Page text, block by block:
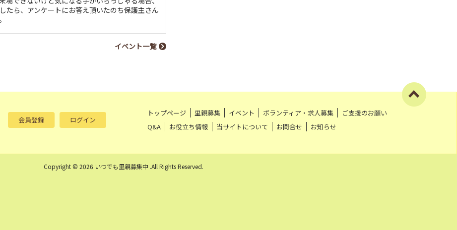
たら、アンケートにお答え頂いたのち保護主さん
イベント一覧
会員登録 ログイン
トップページ 里親募集 イベント ボランティア・求人募集
ご支援のお願い
Q&A
お役立ち情報 当サイトについて お問合せ お知らせ
Copyright © 2026 いつでも里親募集中 .All Rights Reserved.